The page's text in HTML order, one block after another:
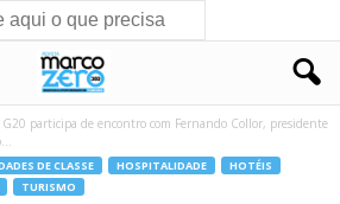
G20 participa de encontro com Fernando Collor, presidente
DE CLASSE HOSPITALIDADE
HOTÉIS
TURISMO